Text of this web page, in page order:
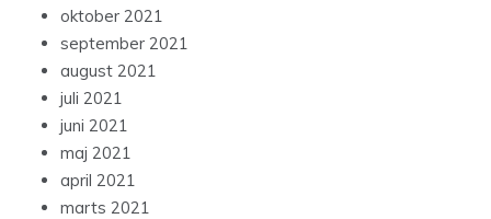
september 2021
august 2021
juli 2021
juni 2021
maj 2021
april 2021
marts 2021
februar 2021